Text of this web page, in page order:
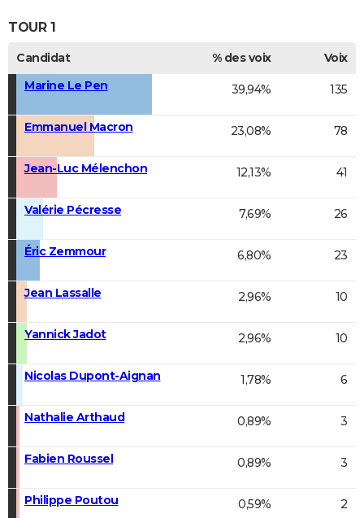
TOUR 1
Candidat % des voix
Voix
Marine Le Pen
39,94% 135
Emmanuel Macron 23,08% 78
Jean-Luc Mélenchon 12,13% 41
Valérie Pécresse 7,69% 26
Éric Zemmour 6,80% 23
Jean Lassalle 2,96% 10
Yannick Jadot 2,96% 10
Nicolas Dupont-Aignan 1,78% 6
Nathalie Arthaud 0,89% 3
Fabien Roussel 0,89% 3
Philippe Poutou 0,59% 2